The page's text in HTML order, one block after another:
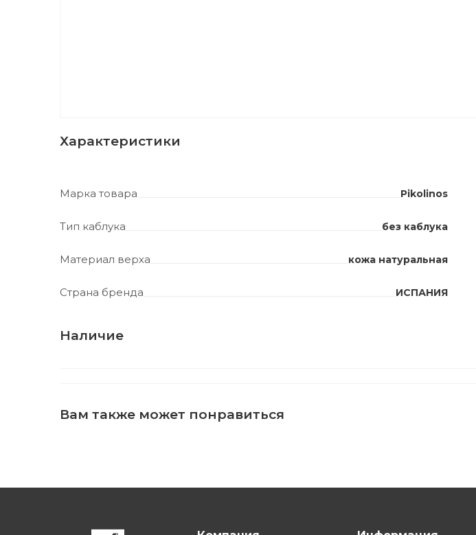
Характеристики
Марка товара Pikolinos
Тип каблука без каблука
Материал верха кожа натуральная
Страна бренда ИСПАНИЯ
Наличие
Вам также может понравиться